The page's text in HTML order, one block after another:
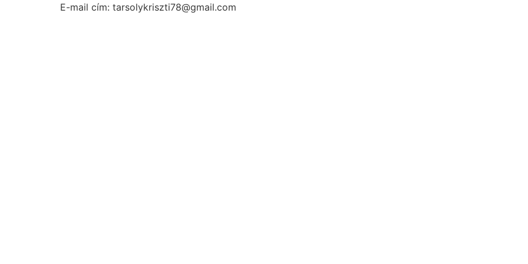
E-mail cím: tarsolykriszti78@gmail.com